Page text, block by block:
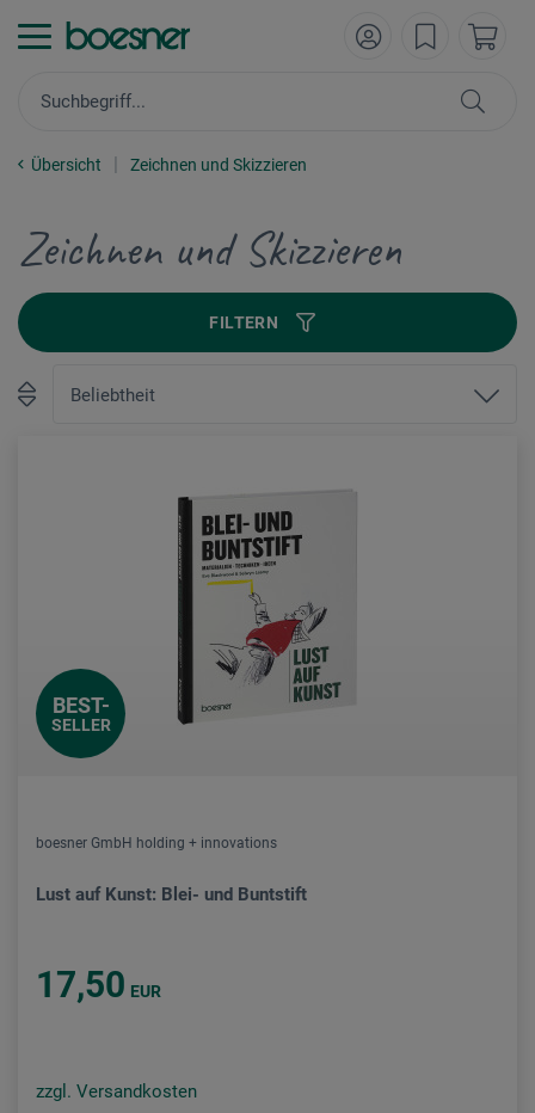
Übersicht Zeichnen und Skizzieren
Zeichnen und Skizzieren
FILTERN
BEST-
SELLER
boesner GmbH holding + innovations
Lust auf Kunst: Blei- und Buntstift
17,50 EUR
zzgl. Versandkosten